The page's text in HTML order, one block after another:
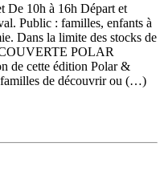
De 10h à 16h Départ et
Public : familles, enfants à
Dans la limite des stocks de
POLAR
de cette édition Polar &
de découvrir ou (…)